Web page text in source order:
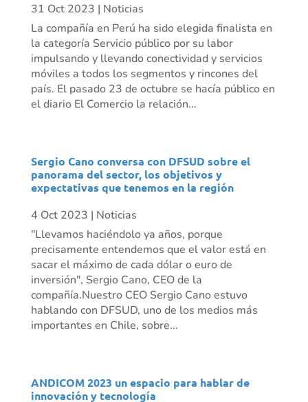
31 Oct 2023 | Noticias
La compañía en Perú ha sido elegida finalista en
la categoría Servicio público por su labor
impulsando y llevando conectividad y servicios
móviles a todos los segmentos y rincones del
país. El pasado 23 de octubre se hacía público en
el diario El Comercio la relación...
Sergio Cano conversa con DFSUD sobre el
panorama del sector, los objetivos y
expectativas que tenemos en la región
4 Oct 2023 | Noticias
"Llevamos haciéndolo ya años, porque
precisamente entendemos que el valor está en
sacar el máximo de cada dólar o euro de
inversión", Sergio Cano, CEO de la
compañía.Nuestro CEO Sergio Cano estuvo
hablando con DFSUD, uno de los medios más
importantes en Chile, sobre...
ANDICOM 2023 un espacio para hablar de
innovación y tecnología